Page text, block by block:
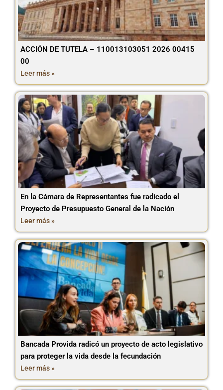
ACCIÓN DE TUTELA – 110013103051 2026 00415
00
Leer más »
En la Cámara de Representantes fue radicado el
Proyecto de Presupuesto General de la Nación
Leer más »
Bancada Provida radicó un proyecto de acto legislativo
para proteger la vida desde la fecundación
Leer más »